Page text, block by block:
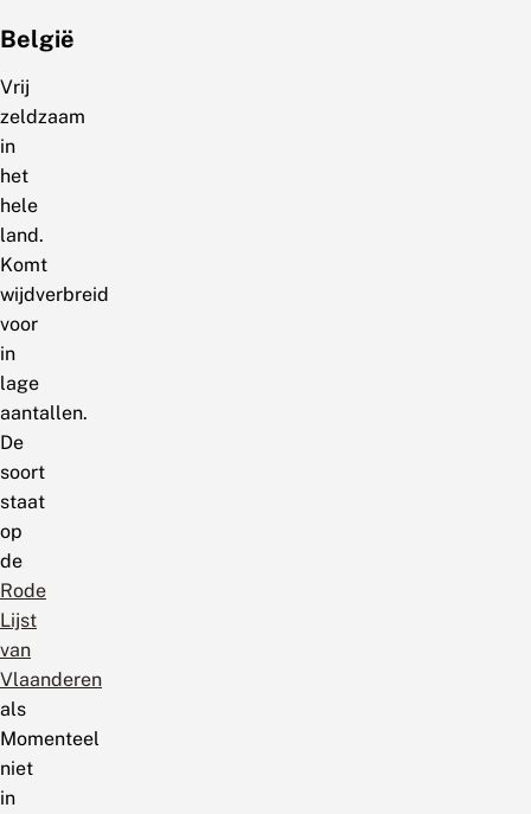
België
Vrij
zeldzaam
in
het
hele
land.
Komt
wijdverbreid
voor
in
lage
aantallen.
De
soort
staat
op
de
Rode
Lijst
van
Vlaanderen
als
Momenteel
niet
in